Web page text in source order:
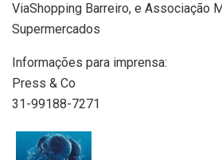
ViaShopping Barreiro, e Associação
Supermercados
Informações para imprensa:
Press & Co
31-99188-7271